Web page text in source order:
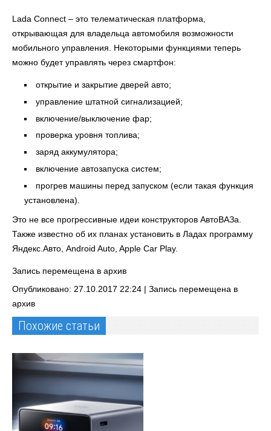
Lada Connect – это телематическая платформа,
открывающая для владельца автомобиля возможности
мобильного управления. Некоторыми функциями теперь
можно будет управлять через смартфон:
открытие и закрытие дверей авто;
управление штатной сигнализацией;
включение/выключение фар;
проверка уровня топлива;
заряд аккумулятора;
включение автозапуска систем;
прогрев машины перед запуском (если такая функция
установлена).
Это не все прогрессивные идеи конструкторов АвтоВАЗа.
Также известно об их планах установить в Ладах программу
Яндекс.Авто, Android Auto, Apple Car Play.
Запись перемещена в архив
Опубликовано: 27.10.2017 22:24 | Запись перемещена в
архив
Похожие статьи